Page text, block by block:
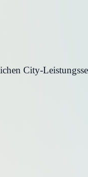
City-